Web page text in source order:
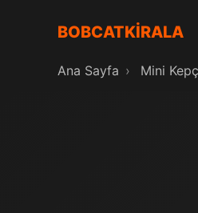
BOBCATKİRALA
Ana Sayfa › Mini